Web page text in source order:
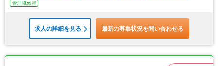
管理職候補
求人の詳細を見る 最新の募集状況を問い合わせる